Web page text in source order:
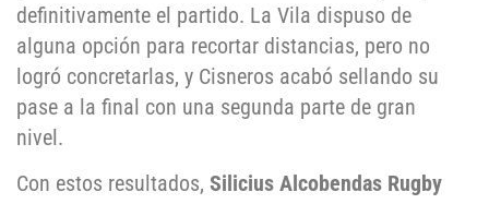
definitivamente el partido. La Vila dispuso de
alguna opción para recortar distancias, pero no
logró concretarlas, y Cisneros acabó sellando su
pase a la final con una segunda parte de gran
nivel.
Con estos resultados, Silicius Alcobendas Rugby